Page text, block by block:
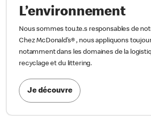
L’environnement
Nous sommes tou.te.s responsables de
Chez McDonald’s® , nous appliquons
notamment dans les domaines de la
recyclage et du littering.
Je découvre